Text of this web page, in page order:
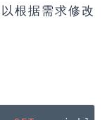
根据需求修改